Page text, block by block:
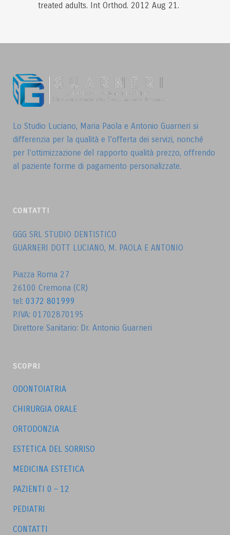
treated adults. Int Orthod. 2012 Aug 21.
Lo Studio Luciano, Maria Paola e Antonio Guarneri si
differenzia per la qualità e l’offerta dei servizi, nonché
per l’ottimizzazione del rapporto qualità prezzo, offrendo
al paziente forme di pagamento personalizzate.
CONTATTI
GGG SRL STUDIO DENTISTICO
GUARNERI DOTT LUCIANO, M. PAOLA E ANTONIO
Piazza Roma 27
26100 Cremona (CR)
tel: 0372 801999
P.IVA: 01702870195
Direttore Sanitario: Dr. Antonio Guarneri
SCOPRI
ODONTOIATRIA
CHIRURGIA ORALE
ORTODONZIA
ESTETICA DEL SORRISO
MEDICINA ESTETICA
PAZIENTI 0 – 12
PEDIATRI
CONTATTI